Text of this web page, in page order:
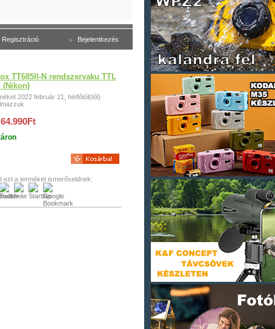
Regisztráció Bejelentkezés
TT685II-N rendszervaku TTL
(Nikon)
2022 február 21, hétfőtól(től)
64.990Ft
ezt a terméket ismerőseidnek: